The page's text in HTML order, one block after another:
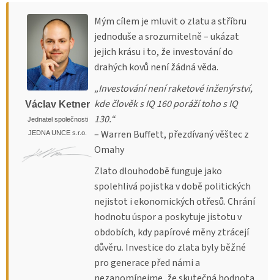
Václav Ketner
Jednatel společnosti
JEDNA UNCE s.r.o.
Mým cílem je mluvit o zlatu a stříbru
jednoduše a srozumitelně – ukázat
jejich krásu i to, že investování do
drahých kovů není žádná věda.
„Investování není raketové inženýrství,
kde člověk s IQ 160 poráží toho s IQ
130.“
– Warren Buffett, přezdívaný věštec z
Omahy
Zlato dlouhodobě funguje jako
spolehlivá pojistka v době politických
nejistot i ekonomických otřesů. Chrání
hodnotu úspor a poskytuje jistotu v
obdobích, kdy papírové měny ztrácejí
důvěru. Investice do zlata byly běžné
pro generace před námi a